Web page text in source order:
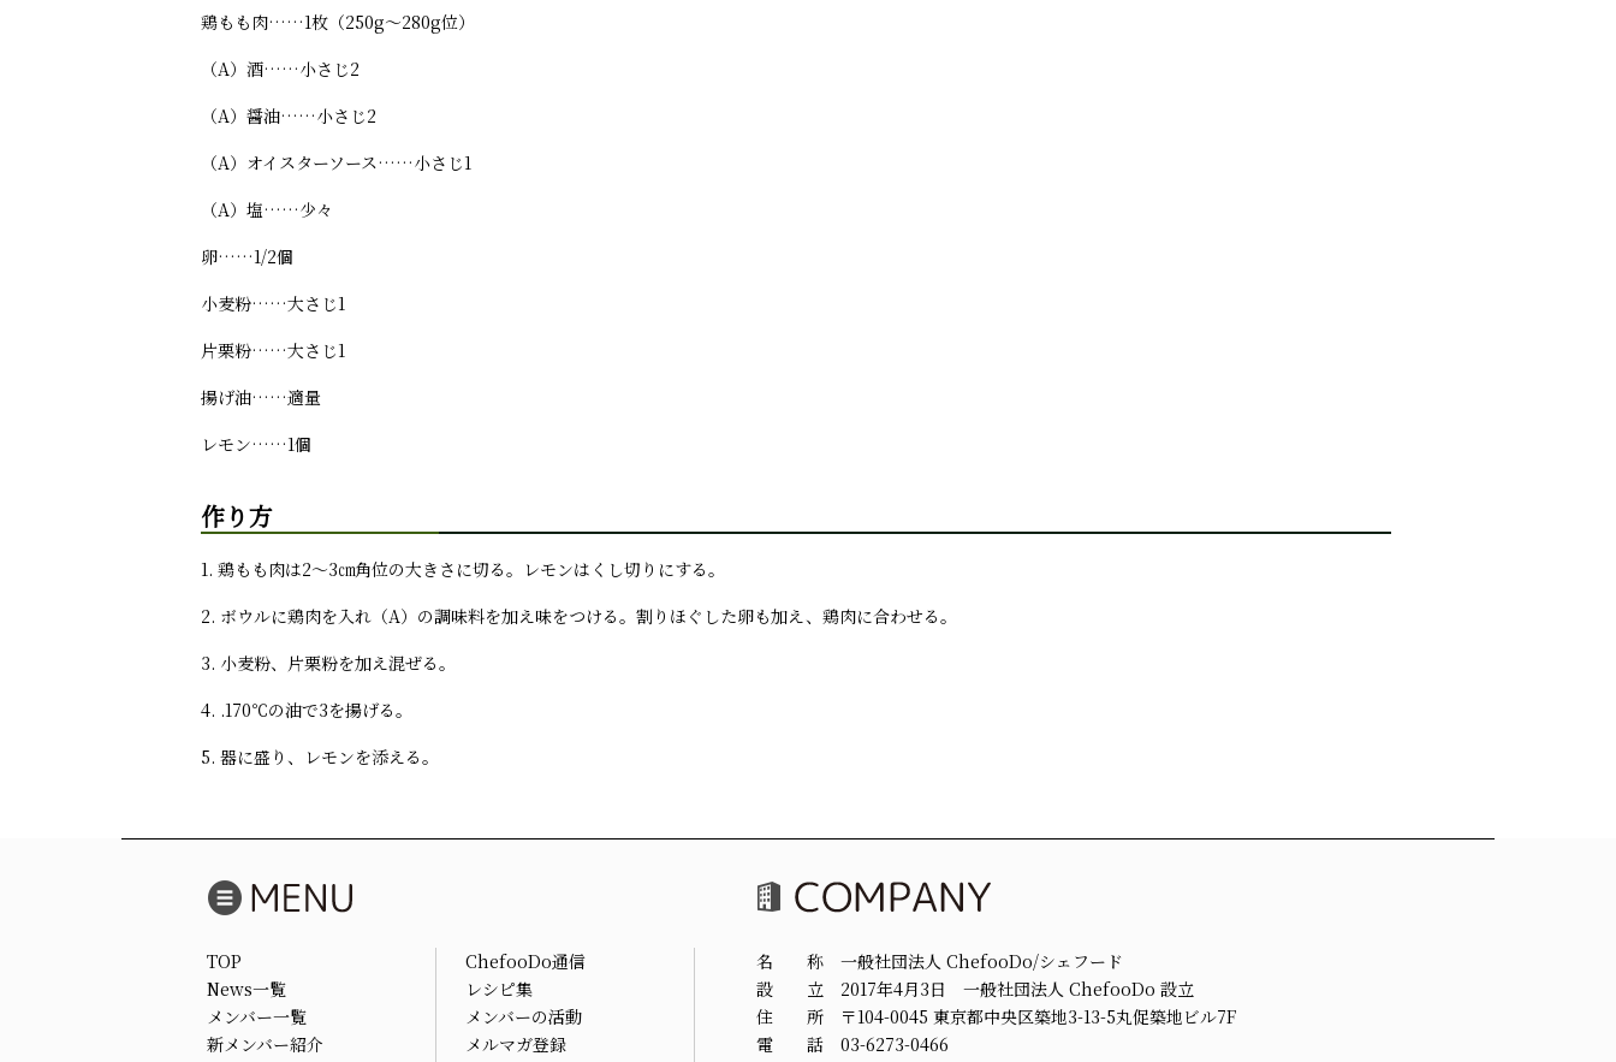
鶏もも肉……1枚（250g～280g位）
（A）酒……小さじ2
（A）醤油……小さじ2
（A）オイスターソース……小さじ1
（A）塩……少々
卵……1/2個
小麦粉……大さじ1
片栗粉……大さじ1
揚げ油……適量
レモン……1個
作り方
1. 鶏もも肉は2～3㎝角位の大きさに切る。レモンはくし切りにする。
2. ボウルに鶏肉を入れ（A）の調味料を加え味をつける。割りほぐした卵も加え、鶏肉に合わせる。
3. 小麦粉、片栗粉を加え混ぜる。
4. .170℃の油で3を揚げる。
5. 器に盛り、レモンを添える。
TOP
News一覧
メンバー一覧
新メンバー紹介
ChefooDo通信
レシピ集
メンバーの活動
メルマガ登録
名 称 一般社団法人 ChefooDo/シェフード
設 立 2017年4月3日 一般社団法人 ChefooDo 設立
住 所 〒104-0045 東京都中央区築地3-13-5丸促築地ビル7F
電 話 03-6273-0466